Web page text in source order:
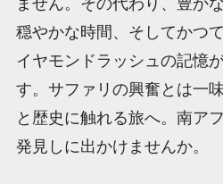
ません。その代わり、豊か
穏やかな時間、そしてかつ
イヤモンドラッシュの記憶
す。サファリの興奮とは一
と歴史に触れる旅へ。南ア
発見しに出かけませんか。